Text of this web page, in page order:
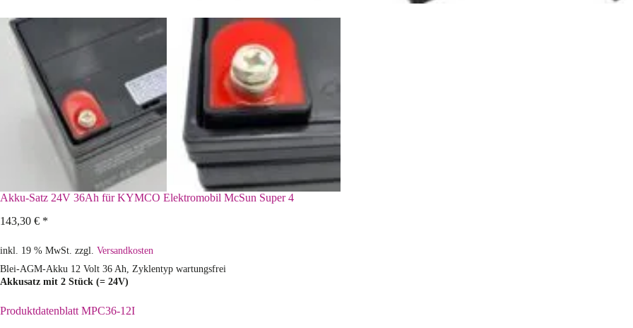
Akku-Satz 24V 36Ah für KYMCO Elektromobil McSun Super 4
143,30 € *
inkl. 19 % MwSt. zzgl. Versandkosten
Blei-AGM-Akku 12 Volt 36 Ah, Zyklentyp wartungsfrei
Akkusatz mit 2 Stück (= 24V)
Produktdatenblatt MPC36-12I